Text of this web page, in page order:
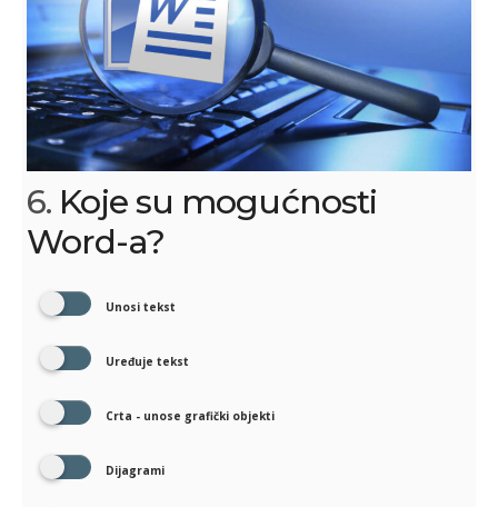
6. Koje su mogućnosti
Word-a?
Unosi tekst
Uređuje tekst
Crta - unose grafički objekti
Dijagrami